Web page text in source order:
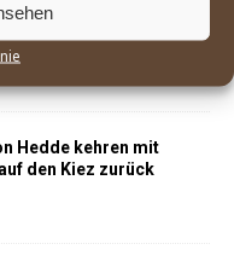
Mitgliedsverband
Hedde kehren mit
den Kiez zurück